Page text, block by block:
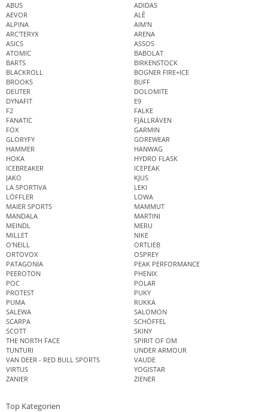
ABUS
ADIDAS
AEVOR
ALÉ
ALPINA
AIM'N
ARC'TERYX
ARENA
ASICS
ASSOS
ATOMIC
BABOLAT
BARTS
BIRKENSTOCK
BLACKROLL
BOGNER FIRE+ICE
BROOKS
BUFF
DEUTER
DOLOMITE
DYNAFIT
E9
F2
FALKE
FANATIC
FJÄLLRÄVEN
FOX
GARMIN
GLORYFY
GOREWEAR
HAMMER
HANWAG
HOKA
HYDRO FLASK
ICEBREAKER
ICEPEAK
JAKO
KJUS
LA SPORTIVA
LEKI
LÖFFLER
LOWA
MAIER SPORTS
MAMMUT
MANDALA
MARTINI
MEINDL
MERU
MILLET
NIKE
O'NEILL
ORTLIEB
ORTOVOX
OSPREY
PATAGONIA
PEAK PERFORMANCE
PEEROTON
PHENIX
POC
POLAR
PROTEST
PUKY
PUMA
RUKKA
SALEWA
SALOMON
SCARPA
SCHÖFFEL
SCOTT
SKINY
THE NORTH FACE
SPIRIT OF OM
TUNTURI
UNDER ARMOUR
VAN DEER - RED BULL SPORTS
VAUDE
VIRTUS
YOGISTAR
ZANIER
ZIENER
Top Kategorien